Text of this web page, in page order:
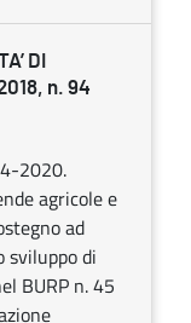
DI
n. 94
2020.
agricole e
ad
sviluppo di
BURP n. 45